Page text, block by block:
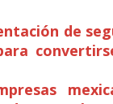
de